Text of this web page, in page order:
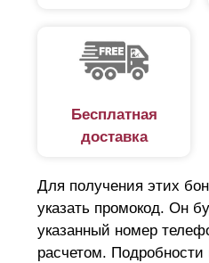
Бесплатная
доставка
Для получения этих
указать промокод. Он
указанный номер
расчетом. Подробности